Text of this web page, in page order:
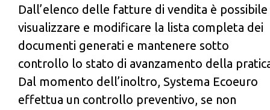
Dall’elenco delle fatture di vendita è possibile
visualizzare e modificare la lista completa dei
documenti generati e mantenere sotto
controllo lo stato di avanzamento della
Dal momento dell’inoltro, Systema Ecoeuro
effettua un controllo preventivo, se non